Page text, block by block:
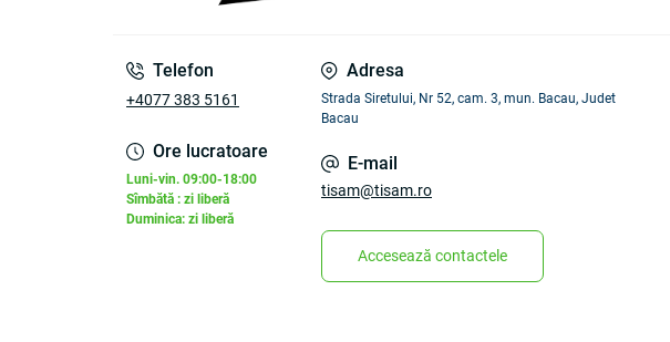
Telefon
+4077 383 5161
Ore lucratoare
Luni-vin. 09:00-18:00
Sîmbătă : zi liberă
Duminica: zi liberă
Adresa
Strada Siretului, Nr 52, cam. 3, mun. Bacau, Judet
Bacau
E-mail
tisam@tisam.ro
Accesează contactele